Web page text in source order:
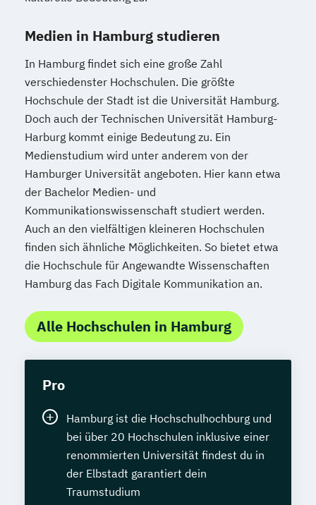
Medien in Hamburg studieren
In Hamburg findet sich eine große Zahl
verschiedenster Hochschulen. Die größte
Hochschule der Stadt ist die Universität Hamburg.
Doch auch der Technischen Universität Hamburg-
Harburg kommt einige Bedeutung zu. Ein
Medienstudium wird unter anderem von der
Hamburger Universität angeboten. Hier kann etwa
der Bachelor Medien- und
Kommunikationswissenschaft studiert werden.
Auch an den vielfältigen kleineren Hochschulen
finden sich ähnliche Möglichkeiten. So bietet etwa
die Hochschule für Angewandte Wissenschaften
Hamburg das Fach Digitale Kommunikation an.
Alle Hochschulen in Hamburg
Pro
Hamburg ist die Hochschulhochburg und
bei über 20 Hochschulen inklusive einer
renommierten Universität findest du in
der Elbstadt garantiert dein
Traumstudium